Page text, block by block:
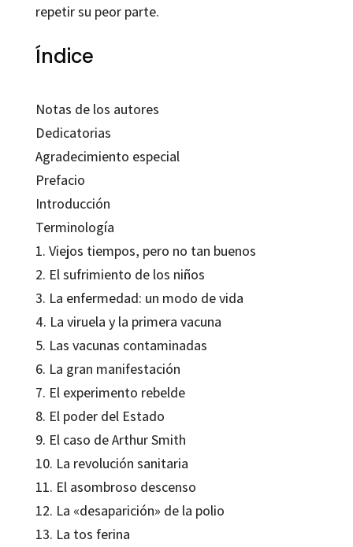
repetir su peor parte.
Índice
Notas de los autores
Dedicatorias
Agradecimiento especial
Prefacio
Introducción
Terminología
1. Viejos tiempos, pero no tan buenos
2. El sufrimiento de los niños
3. La enfermedad: un modo de vida
4. La viruela y la primera vacuna
5. Las vacunas contaminadas
6. La gran manifestación
7. El experimento rebelde
8. El poder del Estado
9. El caso de Arthur Smith
10. La revolución sanitaria
11. El asombroso descenso
12. La «desaparición» de la polio
13. La tos ferina